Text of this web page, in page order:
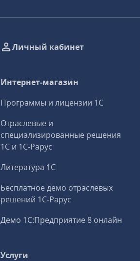
Личный кабинет
Интернет-магазин
Программы и лицензии 1С
Отраслевые и
специализированные решения
1С и 1С‑Рарус
Литература 1С
Бесплатное демо отраслевых
решений 1С‑Рарус
Демо 1С:Предприятие 8 онлайн
Услуги